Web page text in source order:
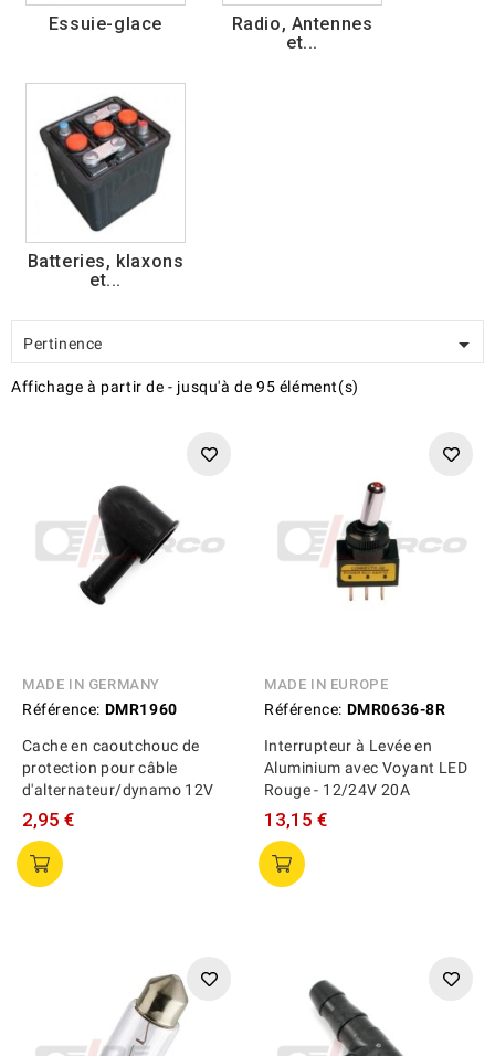
Essuie-glace
Radio, Antennes
et...
Batteries, klaxons
et...
Pertinence 
Affichage à partir de- jusqu'àde95 élément(s)
MADE IN GERMANY
Référence: DMR1960
Cache en caoutchouc de
protection pour câble
d'alternateur/dynamo 12V
2,95 €
MADE IN EUROPE
Référence: DMR0636-8R
Interrupteur à Levée en
Aluminium avec Voyant LED
Rouge - 12/24V 20A
13,15 €